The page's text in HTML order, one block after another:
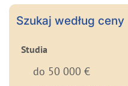
Szukaj według ceny
Studia
do 50 000 €